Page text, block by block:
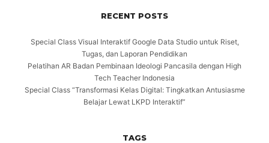
RECENT POSTS
Special Class Visual Interaktif Google Data Studio untuk Riset,
Tugas, dan Laporan Pendidikan
Pelatihan AR Badan Pembinaan Ideologi Pancasila dengan High
Tech Teacher Indonesia
Special Class “Transformasi Kelas Digital: Tingkatkan Antusiasme
Belajar Lewat LKPD Interaktif”
TAGS